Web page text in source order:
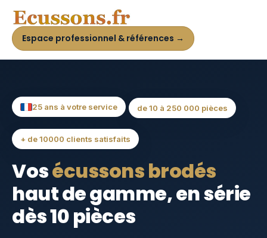
Espace professionnel & références →
25 ans à votre service de 10 à 250 000 pièces
+ de 10000 clients satisfaits
Vosécussons brodés
haut de gamme, en série
dès 10 pièces